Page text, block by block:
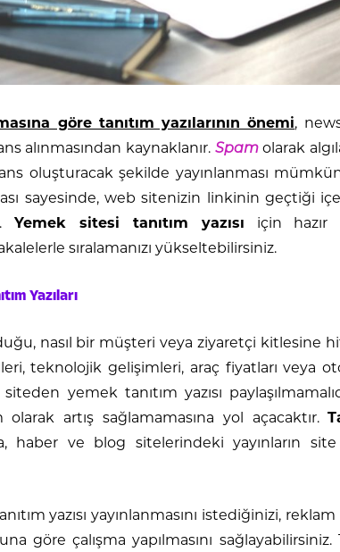
göre tanıtım yazılarının önemi,
alınmasından kaynaklanır. Spamolarak
oluşturacak şekilde yayınlanması
sayesinde, web sitenizin linkinin geçtiği
Yemek sitesi tanıtım yazısı için hazır
sıralamanızı yükseltebilirsiniz.
Yazıları
nasıl bir müşteri veya ziyaretçi kitlesine
teknolojik gelişimleri, araç fiyatları veya
siteden yemek tanıtım yazısı
artış sağlamamasına yol açacaktır.
haber ve blog sitelerindeki yayınların
yazısı yayınlanmasını istediğinizi,
göre çalışma yapılmasını